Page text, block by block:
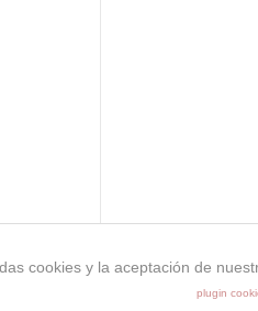
cookies y la aceptación de
plugin